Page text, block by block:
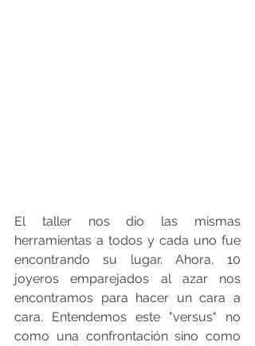
El taller nos dio las mismas
herramientas a todos y cada uno fue
encontrando su lugar. Ahora, 10
joyeros emparejados al azar nos
encontramos para hacer un cara a
cara. Entendemos este "versus" no
como una confrontación sino como